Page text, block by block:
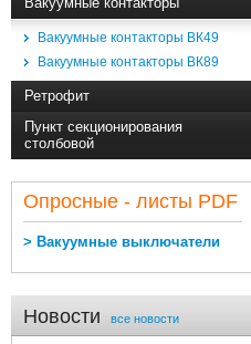
Вакуумные контакторы ВК49
Вакуумные контакторы ВК89
Ретрофит
Пункт секционирования
столбовой
Опросные - листы PDF
> Вакуумные выключатели
Новости все новости